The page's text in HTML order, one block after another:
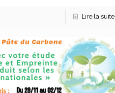
Lire la suite